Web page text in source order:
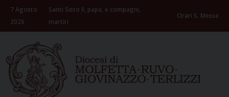
Skip
content
7 Agosto
2026
Santi Sisto II, papa, e compagni,
martiri
Orari S. Messe